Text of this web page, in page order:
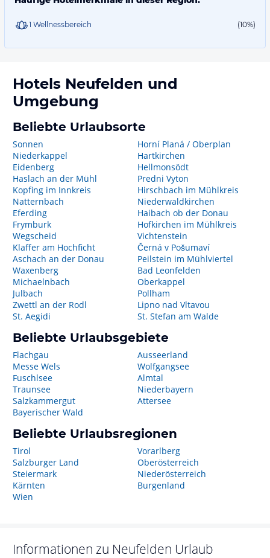
1 Wellnessbereich (10%)
Hotels Neufelden und
Umgebung
Beliebte Urlaubsorte
Sonnen
Niederkappel
Eidenberg
Haslach an der Mühl
Kopfing im Innkreis
Natternbach
Eferding
Frymburk
Wegscheid
Klaffer am Hochficht
Aschach an der Donau
Waxenberg
Michaelnbach
Julbach
Zwettl an der Rodl
St. Aegidi
Horní Planá / Oberplan
Hartkirchen
Hellmonsödt
Predni Vyton
Hirschbach im Mühlkreis
Niederwaldkirchen
Haibach ob der Donau
Hofkirchen im Mühlkreis
Vichtenstein
Černá v Pošumaví
Peilstein im Mühlviertel
Bad Leonfelden
Oberkappel
Pollham
Lipno nad Vltavou
St. Stefan am Walde
Beliebte Urlaubsgebiete
Flachgau
Messe Wels
Fuschlsee
Traunsee
Salzkammergut
Bayerischer Wald
Ausseerland
Wolfgangsee
Almtal
Niederbayern
Attersee
Beliebte Urlaubsregionen
Tirol
Salzburger Land
Steiermark
Kärnten
Wien
Vorarlberg
Oberösterreich
Niederösterreich
Burgenland
Informationen zu Neufelden Urlaub